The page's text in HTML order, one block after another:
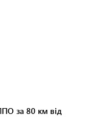
за 80 км від